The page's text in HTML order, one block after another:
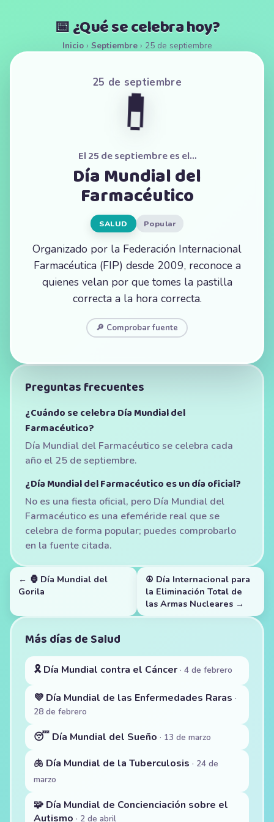
📅 ¿Qué se celebra hoy?
Inicio› Septiembre› 25 de septiembre
25 de septiembre
💊
El 25 de septiembre es el…
Día Mundial del
Farmacéutico
SALUD Popular
Organizado por la Federación Internacional
Farmacéutica (FIP) desde 2009, reconoce a
quienes velan por que tomes la pastilla
correcta a la hora correcta.
🔎 Comprobar fuente
Preguntas frecuentes
¿Cuándo se celebra Día Mundial del
Farmacéutico?
Día Mundial del Farmacéutico se celebra cada
año el 25 de septiembre.
¿Día Mundial del Farmacéutico es un día oficial?
No es una fiesta oficial, pero Día Mundial del
Farmacéutico es una efeméride real que se
celebra de forma popular; puedes comprobarlo
en la fuente citada.
← 🦍 Día Mundial del
Gorila
☮️ Día Internacional para
la Eliminación Total de
las Armas Nucleares →
Más días de Salud
🎗️ Día Mundial contra el Cáncer · 4 de febrero
💜 Día Mundial de las Enfermedades Raras ·
28 de febrero
😴 Día Mundial del Sueño · 13 de marzo
🫁 Día Mundial de la Tuberculosis · 24 de
marzo
🧩 Día Mundial de Concienciación sobre el
Autismo · 2 de abril